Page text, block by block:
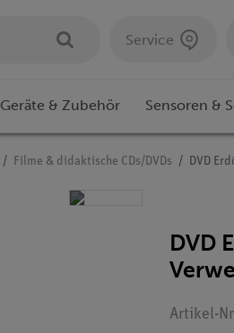
Service
Geräte & Zubehör Sensoren &
Filme & didaktische CDs/DVDs DVD
DVD
Artikel-